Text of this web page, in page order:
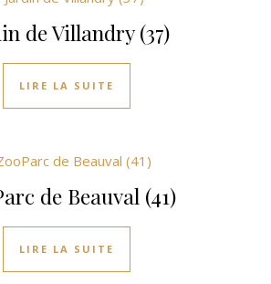
de Villandry (37)
LIRE LA SUITE
de Beauval (41)
LIRE LA SUITE